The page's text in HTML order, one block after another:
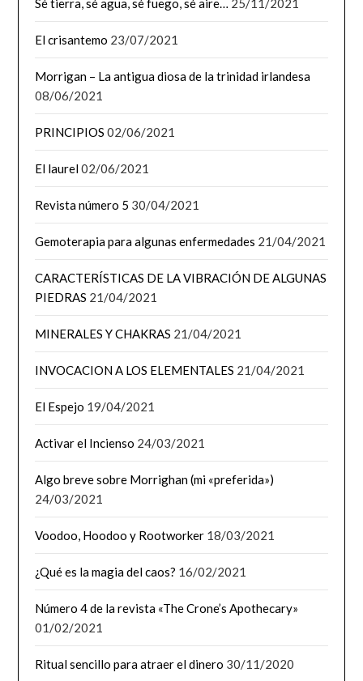
Sé tierra, sé agua, sé fuego, sé aire… 25/11/2021
El crisantemo 23/07/2021
Morrigan – La antigua diosa de la trinidad irlandesa
08/06/2021
PRINCIPIOS 02/06/2021
El laurel02/06/2021
Revista número 5 30/04/2021
Gemoterapia para algunas enfermedades 21/04/2021
CARACTERÍSTICAS DE LA VIBRACIÓN DE ALGUNAS
PIEDRAS 21/04/2021
MINERALES Y CHAKRAS 21/04/2021
INVOCACION A LOS ELEMENTALES 21/04/2021
El Espejo 19/04/2021
Activar el Incienso 24/03/2021
Algo breve sobre Morrighan (mi «preferida»)
24/03/2021
Voodoo, Hoodoo y Rootworker 18/03/2021
¿Qué es la magia del caos? 16/02/2021
Número 4 de la revista «The Crone’s Apothecary»
01/02/2021
Ritual sencillo para atraer el dinero 30/11/2020